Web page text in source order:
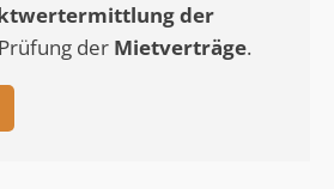
der
der Mietverträge.